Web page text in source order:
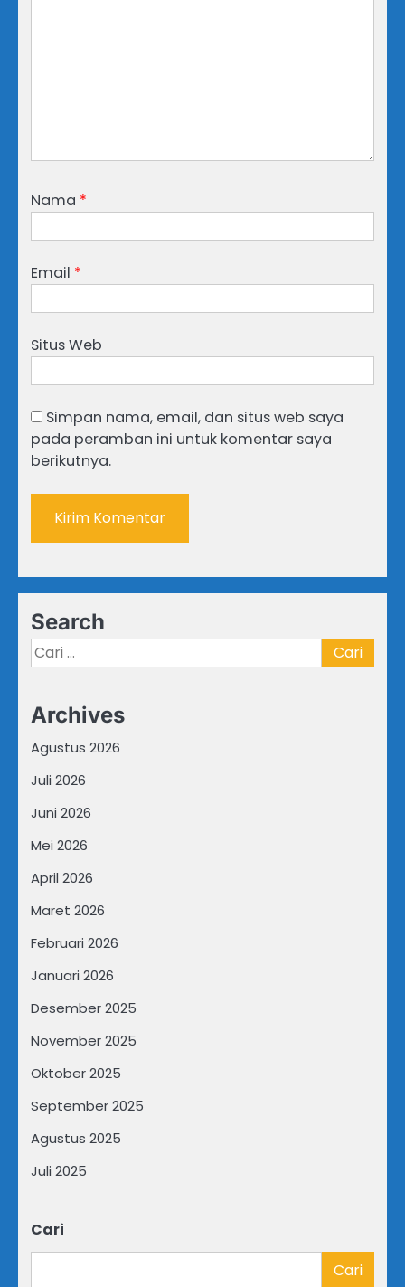
Nama *
Email *
Situs Web
Simpan nama, email, dan situs web saya
pada peramban ini untuk komentar saya
berikutnya.
Search
Cari
untuk:
Archives
Agustus 2026
Juli 2026
Juni 2026
Mei 2026
April 2026
Maret 2026
Februari 2026
Januari 2026
Desember 2025
November 2025
Oktober 2025
September 2025
Agustus 2025
Juli 2025
Cari
Cari